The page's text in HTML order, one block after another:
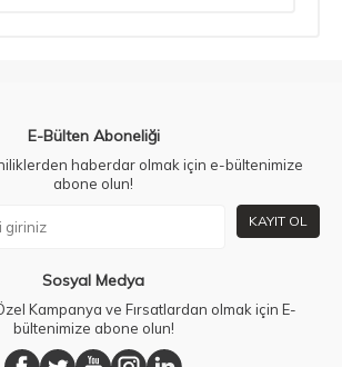
E-Bülten Aboneliği
haberdar olmak için e-bültenimize
abone olun!
KAYIT OL
Sosyal Medya
Kampanya ve Fırsatlardan olmak için E-
bültenimize abone olun!